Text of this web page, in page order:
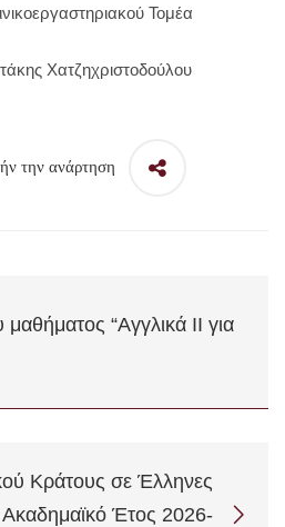
Τομέα
Χατζηχριστοδούλου
την ανάρτηση
“Αγγλικά ΙΙ για
Κράτους σε Έλληνες
Ακαδημαϊκό Έτος 2026-